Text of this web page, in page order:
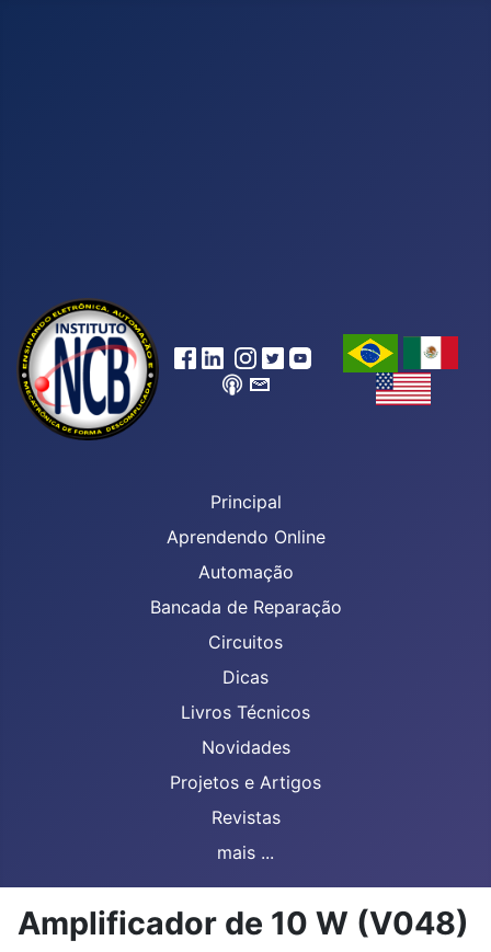
Principal
Aprendendo Online
Automação
Bancada de Reparação
Circuitos
Dicas
Livros Técnicos
Novidades
Projetos e Artigos
Revistas
mais ...
Amplificador de 10 W (V048)